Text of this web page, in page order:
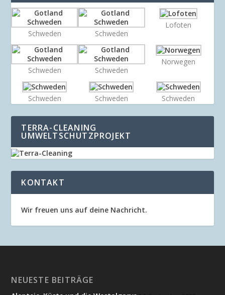
Schweden Schweden
Lofoten
Schweden Schweden
Norwegen
Schweden Schweden Schweden
TERRA-CLEANING
UMWELTSCHUTZPROJEKT
KONTAKT
Wir freuen uns auf deine Nachricht.
NEUESTE BEITRÄGE